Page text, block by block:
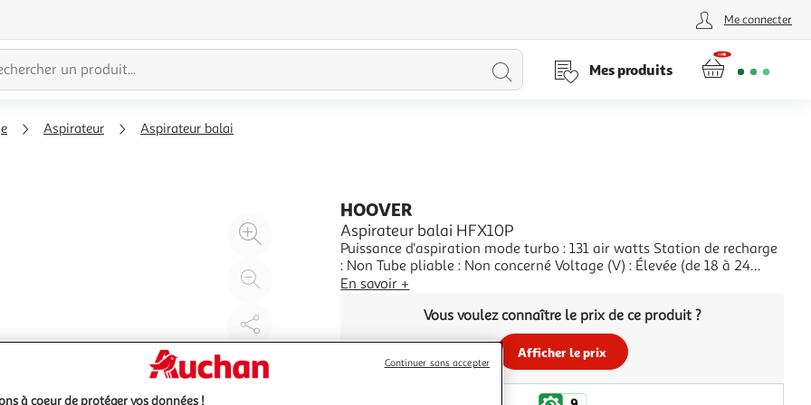
Me connecter
Lancer
Mes produits
Aspirateur Aspirateur balai
Agrandir
l'illustration
100
%
le
produit
HOOVER
Aspirateur balai HFX10P
Puissance d'aspiration mode turbo : 131 air watts Station de recharge
: Non Tube pliable : Non concerné Voltage (V) : Élevée (de 18 à 24
volts)
En savoir +
Vous voulez connaître le prix de ce produit ?
Afficher le prix
à coeur de protéger vos données !
Continuer sans accepter